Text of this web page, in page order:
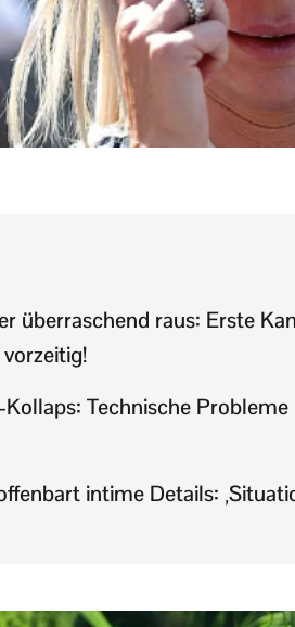
überraschend raus: Erste
Technische
intime Details: